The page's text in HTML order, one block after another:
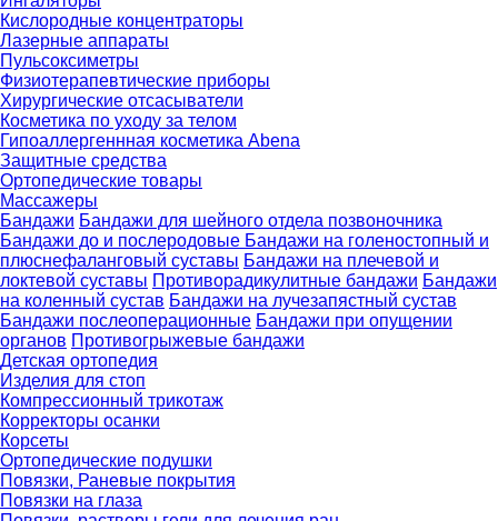
Кислородные концентраторы
Лазерные аппараты
Пульсоксиметры
Физиотерапевтические приборы
Хирургические отсасыватели
Косметика по уходу за телом
Гипоаллергеннная косметика Abena
Защитные средства
Ортопедические товары
Массажеры
Бандажи Бандажи для шейного отдела позвоночника
Бандажи до и послеродовые Бандажи на голеностопный и
плюснефаланговый суставы Бандажи на плечевой и
локтевой суставы Противорадикулитные бандажи Бандажи
на коленный сустав Бандажи на лучезапястный сустав
Бандажи послеоперационные Бандажи при опущении
органов Противогрыжевые бандажи
Детская ортопедия
Изделия для стоп
Компрессионный трикотаж
Корректоры осанки
Корсеты
Ортопедические подушки
Повязки, Раневые покрытия
Повязки на глаза